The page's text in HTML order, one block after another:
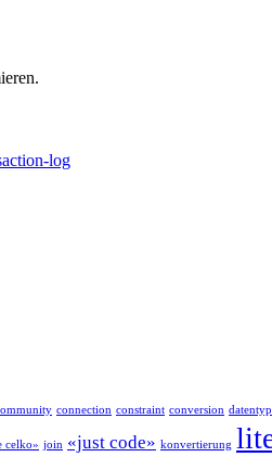
log
connection constraint conversion datentyp
celko» join «just code» konvertierung